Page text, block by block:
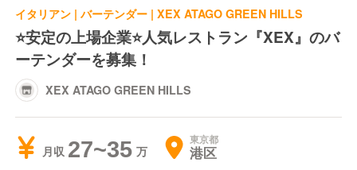
イタリアン | バーテンダー | XEX ATAGO GREEN HILLS
⭐️安定の上場企業⭐️人気レストラン『XEX』のバ
ーテンダーを募集！
XEX ATAGO GREEN HILLS
月収 27~35 東京都
港区